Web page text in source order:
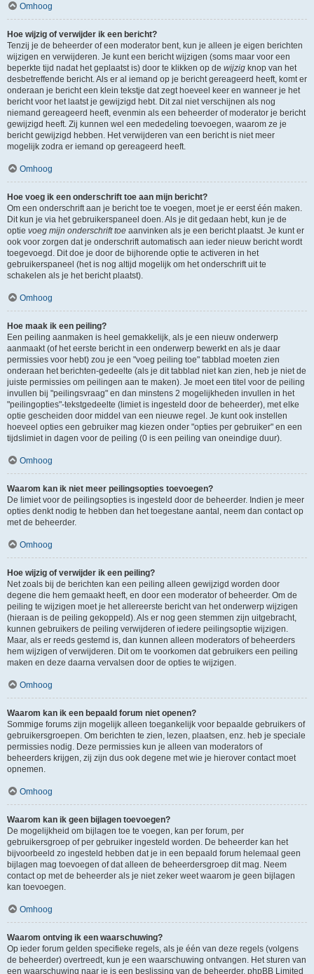
Omhoog
Hoe wijzig of verwijder ik een bericht?
Tenzij je de beheerder of een moderator bent, kun je alleen je eigen berichten
wijzigen en verwijderen. Je kunt een bericht wijzigen (soms maar voor een
beperkte tijd nadat het geplaatst is) door te klikken op de wijzig knop van het
desbetreffende bericht. Als er al iemand op je bericht gereageerd heeft, komt er
onderaan je bericht een klein tekstje dat zegt hoeveel keer en wanneer je het
bericht voor het laatst je gewijzigd hebt. Dit zal niet verschijnen als nog
niemand gereageerd heeft, evenmin als een beheerder of moderator je bericht
gewijzigd heeft. Zij kunnen wel een mededeling toevoegen, waarom ze je
bericht gewijzigd hebben. Het verwijderen van een bericht is niet meer
mogelijk zodra er iemand op gereageerd heeft.
Omhoog
Hoe voeg ik een onderschrift toe aan mijn bericht?
Om een onderschrift aan je bericht toe te voegen, moet je er eerst één maken.
Dit kun je via het gebruikerspaneel doen. Als je dit gedaan hebt, kun je de
optie voeg mijn onderschrift toe aanvinken als je een bericht plaatst. Je kunt er
ook voor zorgen dat je onderschrift automatisch aan ieder nieuw bericht wordt
toegevoegd. Dit doe je door de bijhorende optie te activeren in het
gebruikerspaneel (het is nog altijd mogelijk om het onderschrift uit te
schakelen als je het bericht plaatst).
Omhoog
Hoe maak ik een peiling?
Een peiling aanmaken is heel gemakkelijk, als je een nieuw onderwerp
aanmaakt (of het eerste bericht in een onderwerp bewerkt en als je daar
permissies voor hebt) zou je een "voeg peiling toe" tabblad moeten zien
onderaan het berichten-gedeelte (als je dit tabblad niet kan zien, heb je niet de
juiste permissies om peilingen aan te maken). Je moet een titel voor de peiling
invullen bij "peilingsvraag" en dan minstens 2 mogelijkheden invullen in het
"peilingopties"-tekstgedeelte (limiet is ingesteld door de beheerder), met elke
optie gescheiden door middel van een nieuwe regel. Je kunt ook instellen
hoeveel opties een gebruiker mag kiezen onder "opties per gebruiker" en een
tijdslimiet in dagen voor de peiling (0 is een peiling van oneindige duur).
Omhoog
Waarom kan ik niet meer peilingsopties toevoegen?
De limiet voor de peilingsopties is ingesteld door de beheerder. Indien je meer
opties denkt nodig te hebben dan het toegestane aantal, neem dan contact op
met de beheerder.
Omhoog
Hoe wijzig of verwijder ik een peiling?
Net zoals bij de berichten kan een peiling alleen gewijzigd worden door
degene die hem gemaakt heeft, en door een moderator of beheerder. Om de
peiling te wijzigen moet je het allereerste bericht van het onderwerp wijzigen
(hieraan is de peiling gekoppeld). Als er nog geen stemmen zijn uitgebracht,
kunnen gebruikers de peiling verwijderen of iedere peilingsoptie wijzigen.
Maar, als er reeds gestemd is, dan kunnen alleen moderators of beheerders
hem wijzigen of verwijderen. Dit om te voorkomen dat gebruikers een peiling
maken en deze daarna vervalsen door de opties te wijzigen.
Omhoog
Waarom kan ik een bepaald forum niet openen?
Sommige forums zijn mogelijk alleen toegankelijk voor bepaalde gebruikers of
gebruikersgroepen. Om berichten te zien, lezen, plaatsen, enz. heb je speciale
permissies nodig. Deze permissies kun je alleen van moderators of
beheerders krijgen, zij zijn dus ook degene met wie je hierover contact moet
opnemen.
Omhoog
Waarom kan ik geen bijlagen toevoegen?
De mogelijkheid om bijlagen toe te voegen, kan per forum, per
gebruikersgroep of per gebruiker ingesteld worden. De beheerder kan het
bijvoorbeeld zo ingesteld hebben dat je in een bepaald forum helemaal geen
bijlagen mag toevoegen of dat alleen de beheerdersgroep dit mag. Neem
contact op met de beheerder als je niet zeker weet waarom je geen bijlagen
kan toevoegen.
Omhoog
Waarom ontving ik een waarschuwing?
Op ieder forum gelden specifieke regels, als je één van deze regels (volgens
de beheerder) overtreedt, kun je een waarschuwing ontvangen. Het sturen van
een waarschuwing naar je is een beslissing van de beheerder, phpBB Limited